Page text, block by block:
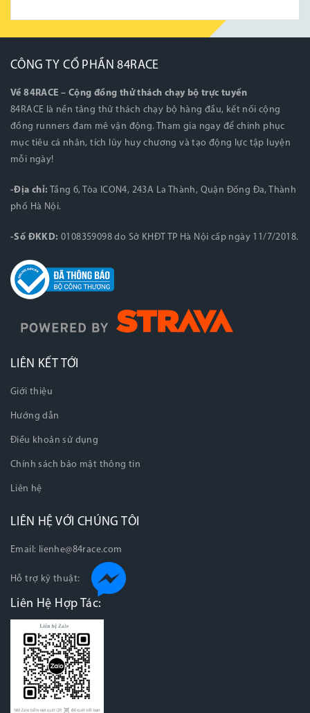
CÔNG TY CỔ PHẦN 84RACE
Về 84RACE – Cộng đồng thử thách chạy bộ trực tuyến
84RACE là nền tảng thử thách chạy bộ hàng đầu, kết nối cộng
đồng runners đam mê vận động. Tham gia ngay để chinh phục
mục tiêu cá nhân, tích lũy huy chương và tạo động lực tập luyện
mỗi ngày!
-Địa chỉ: Tầng 6, Tòa ICON4, 243A La Thành, Quận Đống Đa, Thành
phố Hà Nội.
-Số ĐKKD: 0108359098 do Sở KHĐT TP Hà Nội cấp ngày 11/7/2018.
LIÊN KẾT TỚI
Giới thiệu
Hướng dẫn
Điều khoản sử dụng
Chính sách bảo mật thông tin
Liên hệ
LIÊN HỆ VỚI CHÚNG TÔI
Email: lienhe@84race.com
Hỗ trợ kỹ thuật:
Liên Hệ Hợp Tác: